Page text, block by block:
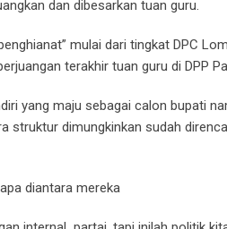
dan dibesarkan tuan guru.
mulai dari tingkat DPC
terakhir tuan guru di DPP
yang maju sebagai calon bupati
dimungkinkan sudah
diantara mereka